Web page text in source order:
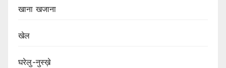
खाना खजाना
खेल
घरेलु-नुस्ख़े